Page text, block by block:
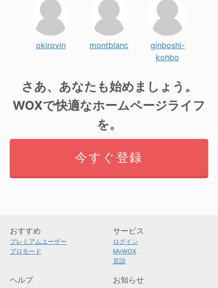
okirovin montblanc
ginboshi-
kohbo
さあ、あなたも始めましょう。
WOXで快適なホームページライフ
を。
今すぐ登録
おすすめ
プレミアムユーザー
プロモード
サービス
ログイン
MyWOX
言語
ヘルプ お知らせ